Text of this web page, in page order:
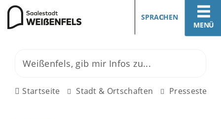
MENÜ
SPRACHEN
Startseite Stadt & Ortschaften Pressestelle